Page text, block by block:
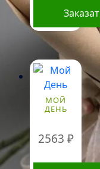
МОЙ
ДЕНЬ
2563 ₽